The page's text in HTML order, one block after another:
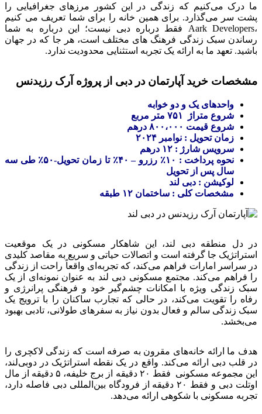
ما درک می‌کنیم که زندگی در این کشور مرزهای جغرافیایی را
پشت سر می‌گذارد. برای همین خانه را برای شما تعریف می کنیم
،Aark Developers فقط درباره دبی نیست؛ این درباره به شما
رساندن سبک زندگی فرهنگ های مختلف است، هر جا که در جهان
باشید. تعهد ما به ارائه یک تجربه استثنایی محدودیت ندارد.
مشخصات خرید آپارتمان در دبی از پروژه آرک رزیدنس
واحدهای یک و دو خوابه
شروع متراژ ۷۵۱ متر مربع
شروع قیمت ۸۰۰،۰۰۰ درهم
زمان تحویل : نوامبر ۲۰۲۴
سرویس شارژ : ۱۲ درهم
نحوه پرداخت : ۱۰٪ رزرو – ۴۰٪ تا زمان تحویل-۵۰٪ طی سه
سال پس از تحویل
لوکیشن : دبی لند
مشخصات کلی : ساختمان ۱۲ طبقه
در دل منطقه دبی لند، این شاهکار مسکونی در یک موقعیت
استراتژیک جا گرفته است و اتصالات حیاتی و سریع به مقاصد کلیدی
در سراسر امارات فراهم می‌کند، که تجربه‌ای واقعاً راحت از زندگی
را فراهم می‌کند. مجتمع مسکونی دبی لند به عنوان نمونه‌ای از یک
سبک زندگی ویژه با امکانات چشم‌گیر خود و فرهنگی پرانرژی و
رفاه را تقویت می‌کند، در حالی که تجارب ساکنان را با ترویج یک
سبک زندگی سالم و فعال بدون نیاز به سفرهای طولانی، تادبی بهبود
می‌بخشد.
هدف ما ارائه خانه‌های مقرون به صرفه است که زندگی لاکچری را
در قلب دبی ارائه می‌کند. واقع در یک نقطه استراتژیک در دوبی‌لند،
این مجموعه مسکونی فقط ۲۰ دقیقه از برج خلیفه، ۵ دقیقه از مال
اوتلت دبی و فقط ۲۰ دقیقه از فرودگاه بین‌المللی دبی فاصله دارد،
تجربه مسکونی با شکوهی ارائه می‌دهد.